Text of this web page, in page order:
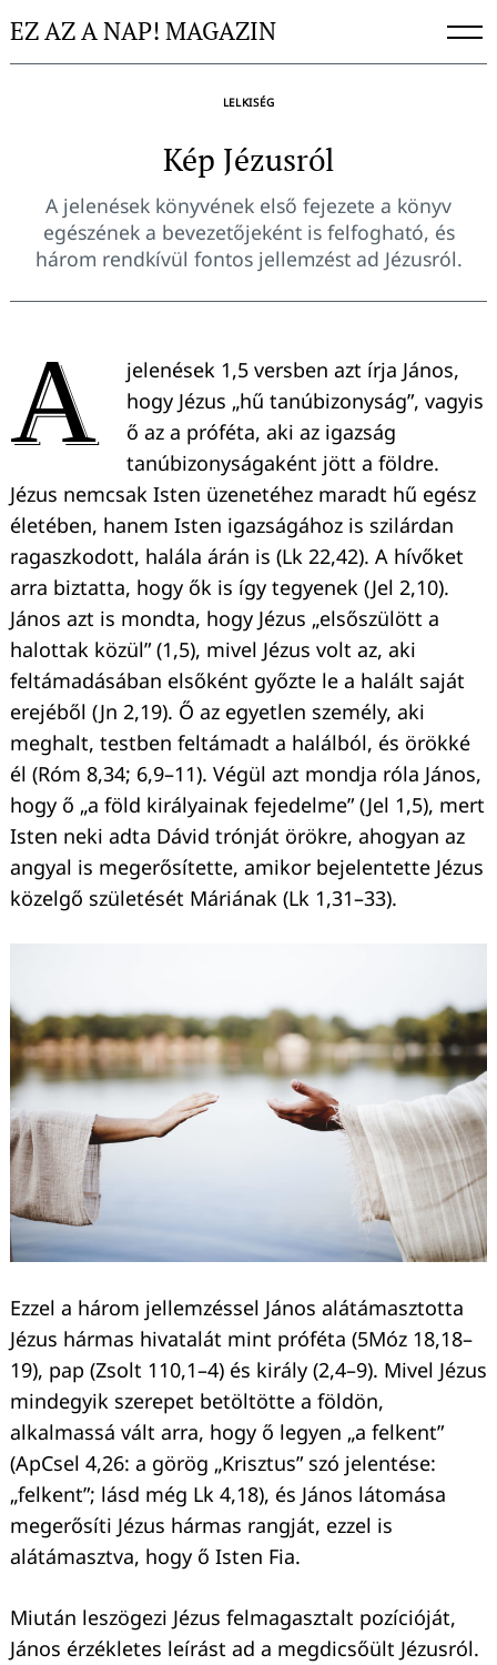
toEZ AZ A NAP! MAGAZIN
LELKISÉG
Kép Jézusról
A jelenések könyvének első fejezete a könyv
egészének a bevezetőjeként is felfogható, és
három rendkívül fontos jellemzést ad Jézusról.
A
jelenések 1,5 versben azt írja János,
hogy Jézus „hű tanúbizonyság”, vagyis
ő az a próféta, aki az igazság
tanúbizonyságaként jött a földre.
Jézus nemcsak Isten üzenetéhez maradt hű egész
életében, hanem Isten igazságához is szilárdan
ragaszkodott, halála árán is (Lk 22,42). A hívőket
arra biztatta, hogy ők is így tegyenek (Jel 2,10).
János azt is mondta, hogy Jézus „elsőszülött a
halottak közül” (1,5), mivel Jézus volt az, aki
feltámadásában elsőként győzte le a halált saját
erejéből (Jn 2,19). Ő az egyetlen személy, aki
meghalt, testben feltámadt a halálból, és örökké
él (Róm 8,34; 6,9–11). Végül azt mondja róla János,
hogy ő „a föld királyainak fejedelme” (Jel 1,5), mert
Isten neki adta Dávid trónját örökre, ahogyan az
angyal is megerősítette, amikor bejelentette Jézus
közelgő születését Máriának (Lk 1,31–33).
Ezzel a három jellemzéssel János alátámasztotta
Jézus hármas hivatalát mint próféta (5Móz 18,18–
19), pap (Zsolt 110,1–4) és király (2,4–9). Mivel Jézus
mindegyik szerepet betöltötte a földön,
alkalmassá vált arra, hogy ő legyen „a felkent”
(ApCsel 4,26: a görög „Krisztus” szó jelentése:
„felkent”; lásd még Lk 4,18), és János látomása
megerősíti Jézus hármas rangját, ezzel is
alátámasztva, hogy ő Isten Fia.
Miután leszögezi Jézus felmagasztalt pozícióját,
János érzékletes leírást ad a megdicsőült Jézusról.
Keresés: